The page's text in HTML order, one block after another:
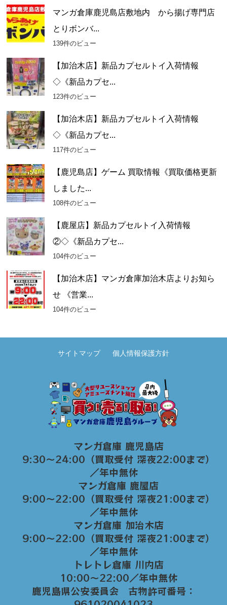
マンガ倉庫鹿児島店敷地内 から揚げ専門店
とりボンバ...
139件のビュー
【加治木店】新品カプセルトイ入荷情報
◇《新品カプセ...
123件のビュー
【加治木店】新品カプセルトイ入荷情報
◇《新品カプセ...
117件のビュー
【鹿児島店】ゲーム 買取情報《買取価格更新
しました...
108件のビュー
【鹿屋店】新品カプセルトイ入荷情報
②◇《新品カプセ...
104件のビュー
【加治木店】マンガ倉庫加治木店よりお知ら
せ 《営業...
104件のビュー
サイトマップ 個人情報保護方針
マンガ倉庫 鹿児島店
9:30～24:00（買取受付 深夜22:00まで）
／年中無休
マンガ倉庫 鹿屋店
9:00～22:00（買取受付 深夜21:00まで）
／年中無休
マンガ倉庫 加治木店
9:00〜22:00（買取受付 深夜21:00まで）
／年中無休
トレトレ倉庫 川内店
10:00〜22:00／年中無休
鹿児島県公安委員会 古物許可番号：